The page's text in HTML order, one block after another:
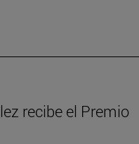
recibe el Premio